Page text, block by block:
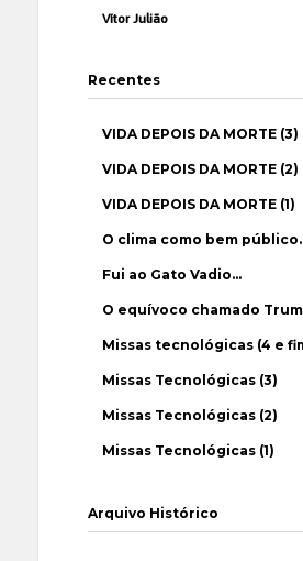
Vítor Julião
Recentes
VIDA DEPOIS DA MORTE (3)
VIDA DEPOIS DA MORTE (2)
VIDA DEPOIS DA MORTE (1)
O clima como bem
Fui ao Gato Vadio…
O equívoco chamado
Missas tecnológicas (4 e
Missas Tecnológicas (3)
Missas Tecnológicas (2)
Missas Tecnológicas (1)
Arquivo Histórico